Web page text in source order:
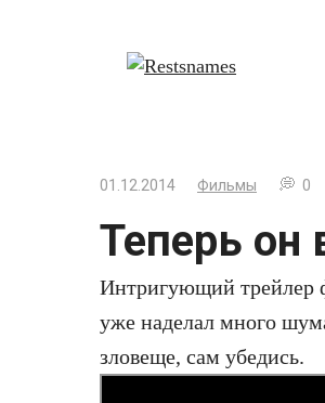
01.12.2014 Фильмы 0
Теперь он
Интригующий трейлер
уже наделал много
зловеще, сам убедись.